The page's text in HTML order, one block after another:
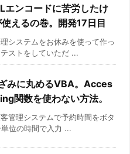
エンコードに苦労したけ
えるの巻。開発17日目
システムをお休みを使って作っ
ストをしていただ ...
みに丸めるVBA。Acces
関数を使わない方法。
管理システムで予約時間をボタ
位の時間で入力 ...